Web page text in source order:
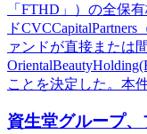
「FTHD」）の全保
ド
ァンドが直接または
ことを決定した。本
資生堂グループ